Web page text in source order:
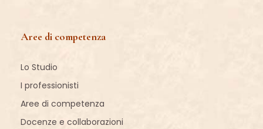
Aree di competenza
Lo Studio
I professionisti
Aree di competenza
Docenze e collaborazioni